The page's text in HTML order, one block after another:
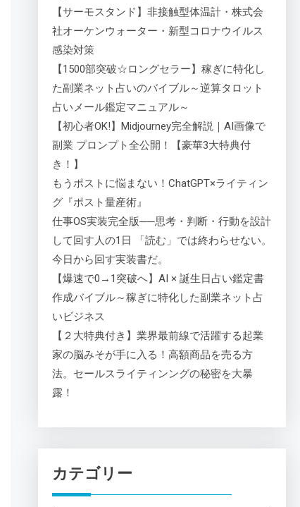
【サーモスタンド】非接触型体温計・株式会
社オーケンウォーター・新型コロナウイルス
感染対策
【1500部突破☆ロングセラー】稼ぎに特化し
た副業ネット占いのバイブル～逆算タロット
占いメール鑑定マニュアル～
【初心者OK!】Midjourney完全解説｜AI画像で
副業 プロンプト全公開！【豪華3大特典付
き！】
もうポストに悩まない！ChatGPT×ライティン
グ『ポスト量産術』
仕事OS実装完全版──思考・判断・行動を設計
して回す人の1日 「読む」では終わらせない。
今日から回す実装書だ。
【爆速で0→1突破へ】AI × 誕生日占い鑑定書
作成バイブル～稼ぎに特化した副業ネット占
いビジネス
【２大特典付き】業界最前線で活躍する起業
家の脳みそが手に入る！高額商品を売る方
法。セールスライティンングの秘密を大暴
露！
カテゴリー